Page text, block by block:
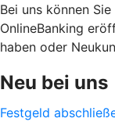
Bei uns können
OnlineBanking
haben oder
Neu bei uns
Festgeld